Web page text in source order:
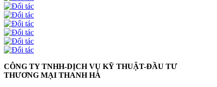
CÔNG TY TNHH-DỊCH VỤ KỸ THUẬT-ĐẦU TƯ
THƯƠNG MẠI THANH HÀ